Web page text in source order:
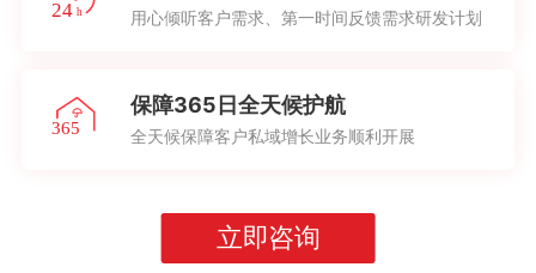
用心倾听客户需求、第一时间反馈需求研发计划
保障365日全天候护航
全天候保障客户私域增长业务顺利开展
立即咨询